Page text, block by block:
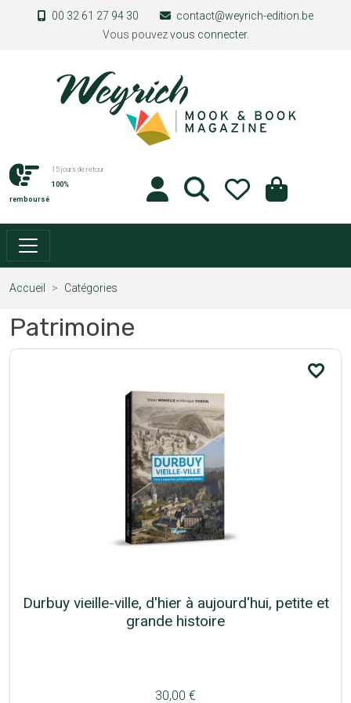
Aller au contenu principal
00 32 61 27 94 30
contact@weyrich-edition.be
Vous pouvezvous connecter.
15 jours de retour
100%
remboursé
Accueil Catégories
Patrimoine
favorite_border
Durbuy vieille-ville, d'hier à aujourd'hui, petite et
grande histoire
30,00 €